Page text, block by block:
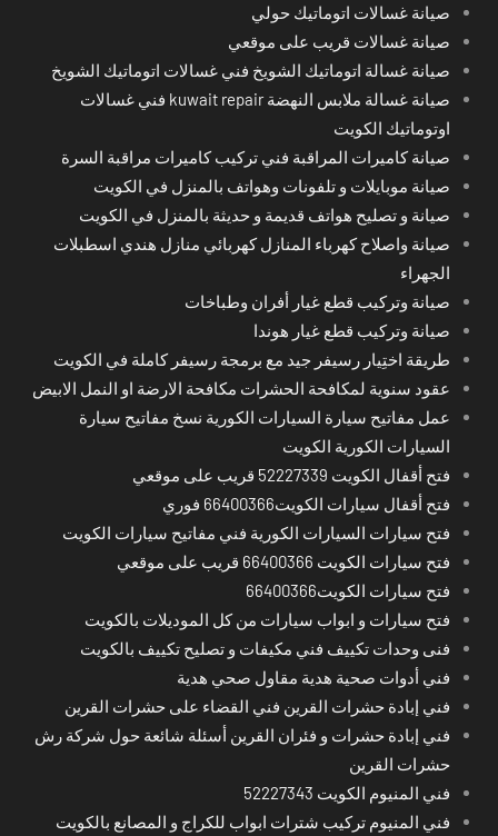
صيانة غسالات اتوماتيك حولي
صيانة غسالات قريب على موقعي
صيانة غسالة اتوماتيك الشويخ فني غسالات اتوماتيك الشويخ
صيانة غسالة ملابس النهضة kuwait repair فني غسالات
اوتوماتيك الكويت
صيانة كاميرات المراقبة فني تركيب كاميرات مراقبة السرة
صيانة موبايلات و تلفونات وهواتف بالمنزل في الكويت
صيانة و تصليح هواتف قديمة و حديثة بالمنزل في الكويت
صيانة واصلاح كهرباء المنازل كهربائي منازل هندي اسطبلات
الجهراء
صيانة وتركيب قطع غيار أفران وطباخات
صيانة وتركيب قطع غيار هوندا
طريقة اختِيار رسيفر جيد مع برمجة رسيفر كاملة في الكويت
عقود سنوية لمكافحة الحشرات مكافحة الارضة او النمل الابيض
عمل مفاتيح سيارة السيارات الكورية نسخ مفاتيح سيارة
السيارات الكورية الكويت
فتح أقفال الكويت 52227339 قريب على موقعي
فتح أقفال سيارات الكويت66400366 فوري
فتح سيارات السيارات الكورية فني مفاتيح سيارات الكويت
فتح سيارات الكويت 66400366 قريب على موقعي
فتح سيارات الكويت66400366
فتح سيارات و ابواب سيارات من كل الموديلات بالكويت
فنى وحدات تكييف فني مكيفات و تصليح تكييف بالكويت
فني أدوات صحية هدية مقاول صحي هدية
فني إبادة حشرات القرين فني القضاء على حشرات القرين
فني إبادة حشرات و فئران القرين أسئلة شائعة حول شركة رش
حشرات القرين
فني المنيوم الكويت 52227343
فني المنيوم تركيب شترات ابواب للكراج و المصانع بالكويت